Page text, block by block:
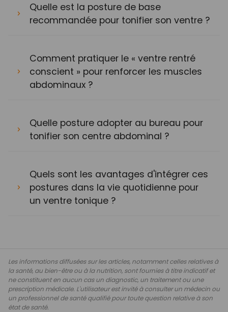
Quelle est la posture de base
recommandée pour tonifier son ventre ?
Comment pratiquer le « ventre rentré
conscient » pour renforcer les muscles
abdominaux ?
Quelle posture adopter au bureau pour
tonifier son centre abdominal ?
Quels sont les avantages d'intégrer ces
postures dans la vie quotidienne pour
un ventre tonique ?
Les informations diffusées sur les articles, notamment celles relatives à
la santé, au bien-être ou à la nutrition, sont fournies à titre indicatif et
ne constituent en aucun cas un diagnostic, un traitement ou une
prescription médicale. L'utilisateur est invité à consulter un médecin ou
un professionnel de santé qualifié pour toute question relative à son
état de santé.